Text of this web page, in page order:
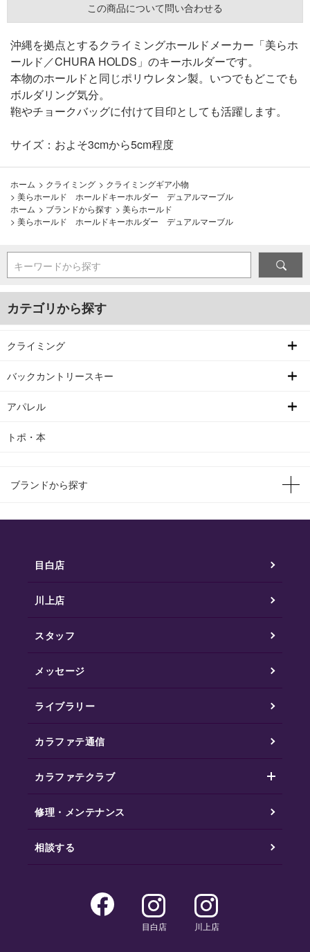
この商品について問い合わせる
沖縄を拠点とするクライミングホールドメーカー「美らホ
ールド／CHURA HOLDS」のキーホルダーです。
本物のホールドと同じポリウレタン製。いつでもどこでも
ボルダリング気分。
鞄やチョークバッグに付けて目印としても活躍します。
サイズ：およそ3cmから5cm程度
ホーム > クライミング > クライミングギア小物
> 美らホールド ホールドキーホルダー デュアルマーブル
ホーム > ブランドから探す > 美らホールド
> 美らホールド ホールドキーホルダー デュアルマーブル
キーワードから探す
カテゴリから探す
クライミング
バックカントリースキー
アパレル
トポ・本
ブランドから探す
目白店
川上店
スタッフ
メッセージ
ライブラリー
カラファテ通信
カラファテクラブ
修理・メンテナンス
相談する
目白店 川上店